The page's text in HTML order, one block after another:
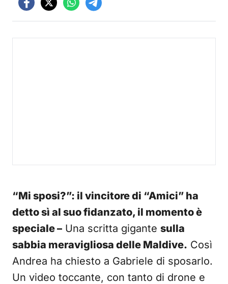
“Mi sposi?”: il vincitore di “Amici” ha
detto sì al suo fidanzato, il momento è
speciale – Una scritta gigante sulla
sabbia meravigliosa delle Maldive. Così
Andrea ha chiesto a Gabriele di sposarlo.
Un video toccante, con tanto di drone e